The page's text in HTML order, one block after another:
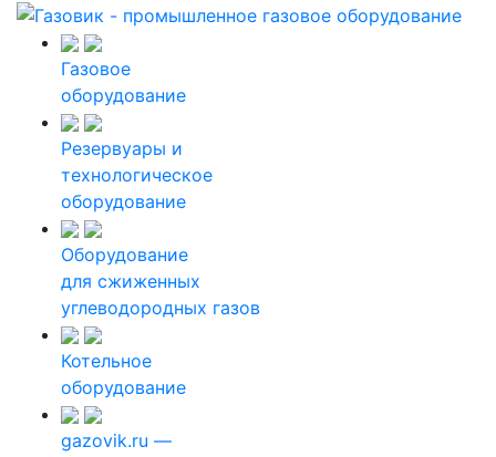
Газовое
оборудование
Резервуары и
технологическое
оборудование
Оборудование
для сжиженных
углеводородных газов
Котельное
оборудование
gazovik.ru —